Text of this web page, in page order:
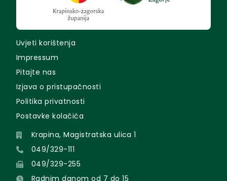
Uvjeti korištenja
Impressum
Pitajte nas
Izjava o pristupačnosti
Politika privatnosti
Postavke kolačića
Krapina, Magistratska ulica 1
049/329-111
049/329-255
Radnim danom od 7 do 15